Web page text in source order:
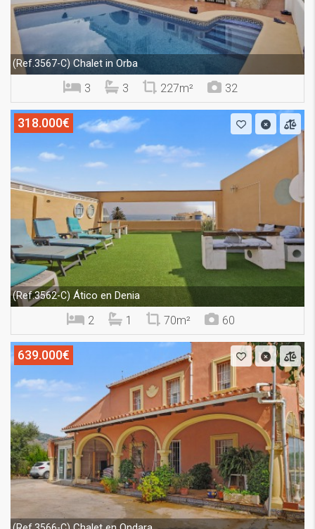
(Ref.3567-C) Chalet in Orba
3 3 227m² 32
318.000€
(Ref.3562-C) Ático en Denia
2 1 70m² 60
639.000€